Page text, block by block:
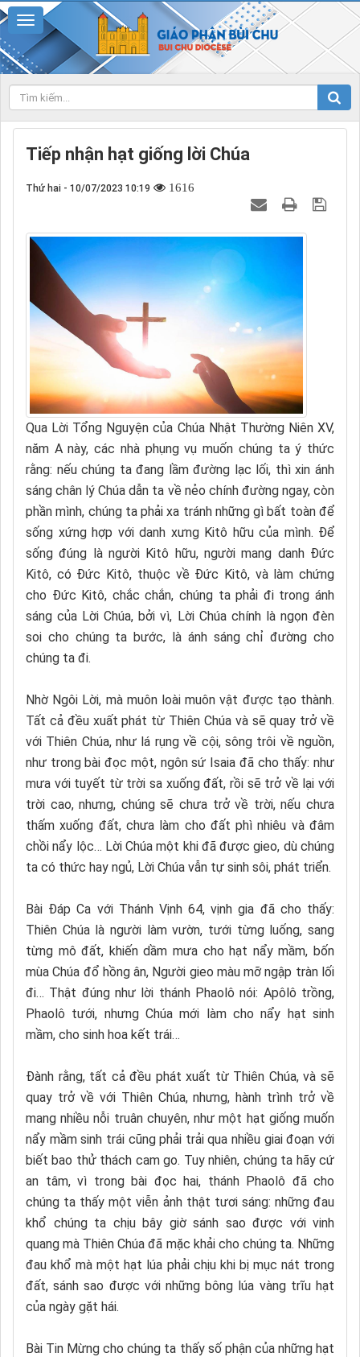
Tiếp nhận hạt giống lời Chúa
Thứ hai - 10/07/2023 10:19 1616
Qua Lời Tổng Nguyện của Chúa Nhật Thường Niên XV,
năm A này, các nhà phụng vụ muốn chúng ta ý thức
rằng: nếu chúng ta đang lầm đường lạc lối, thì xin ánh
sáng chân lý Chúa dẫn ta về nẻo chính đường ngay, còn
phần mình, chúng ta phải xa tránh những gì bất toàn để
sống xứng hợp với danh xưng Kitô hữu của mình. Để
sống đúng là người Kitô hữu, người mang danh Đức
Kitô, có Đức Kitô, thuộc về Đức Kitô, và làm chứng
cho Đức Kitô, chắc chắn, chúng ta phải đi trong ánh
sáng của Lời Chúa, bởi vì, Lời Chúa chính là ngọn đèn
soi cho chúng ta bước, là ánh sáng chỉ đường cho
chúng ta đi.
Nhờ Ngôi Lời, mà muôn loài muôn vật được tạo thành.
Tất cả đều xuất phát từ Thiên Chúa và sẽ quay trở về
với Thiên Chúa, như lá rụng về cội, sông trôi về nguồn,
như trong bài đọc một, ngôn sứ Isaia đã cho thấy: như
mưa với tuyết từ trời sa xuống đất, rồi sẽ trở về lại với
trời cao, nhưng, chúng sẽ chưa trở về trời, nếu chưa
thấm xuống đất, chưa làm cho đất phì nhiêu và đâm
chồi nẩy lộc… Lời Chúa một khi đã được gieo, dù chúng
ta có thức hay ngủ, Lời Chúa vẫn tự sinh sôi, phát triển.
Bài Đáp Ca với Thánh Vịnh 64, vịnh gia đã cho thấy:
Thiên Chúa là người làm vườn, tưới từng luống, sang
từng mô đất, khiến dầm mưa cho hạt nẩy mầm, bốn
mùa Chúa đổ hồng ân, Người gieo màu mỡ ngập tràn lối
đi… Thật đúng như lời thánh Phaolô nói: Apôlô trồng,
Phaolô tưới, nhưng Chúa mới làm cho nẩy hạt sinh
mầm, cho sinh hoa kết trái…
Đành rằng, tất cả đều phát xuất từ Thiên Chúa, và sẽ
quay trở về với Thiên Chúa, nhưng, hành trình trở về
mang nhiều nỗi truân chuyên, như một hạt giống muốn
nẩy mầm sinh trái cũng phải trải qua nhiều giai đoạn với
biết bao thử thách cam go. Tuy nhiên, chúng ta hãy cứ
an tâm, vì trong bài đọc hai, thánh Phaolô đã cho
chúng ta thấy một viễn ảnh thật tươi sáng: những đau
khổ chúng ta chịu bây giờ sánh sao được với vinh
quang mà Thiên Chúa đã mặc khải cho chúng ta. Những
đau khổ mà một hạt lúa phải chịu khi bị mục nát trong
đất, sánh sao được với những bông lúa vàng trĩu hạt
của ngày gặt hái.
Bài Tin Mừng cho chúng ta thấy số phận của những hạt